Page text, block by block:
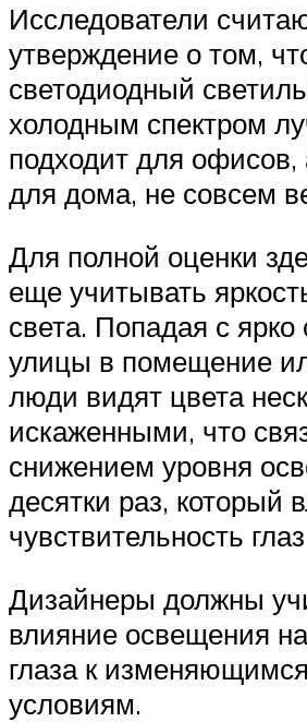
Исследователи
утверждение о том,
светодиодный
холодным спектром
подходит для
для дома, не совсем
Для полной оценки
еще учитывать
света. Попадая с
улицы в помещение
люди видят цвета
искаженными, что
снижением уровня
десятки раз, который
чувствительность глаз
Дизайнеры должны
влияние освещения
глаза к
условиям.